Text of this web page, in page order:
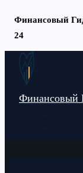
Финансовый
24
Перейти
Финансовый